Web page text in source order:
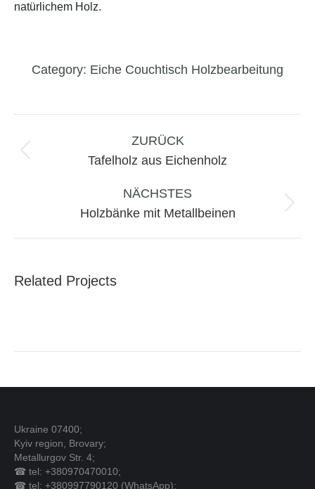
natürlichem Holz.
Category: Eiche Couchtisch Holzbearbeitung
navigation
ZURÜCK
Previous
Tafelholz aus Eichenholz
NÄCHSTES
Next
Holzbänke mit Metallbeinen
Related Projects
Ukraine 07400;
Kyiv region, Brovary;
Metallurgov Str. 4;
☎ tel: +380970470010;
☎ tel: +380997790120 (WhatsApp);